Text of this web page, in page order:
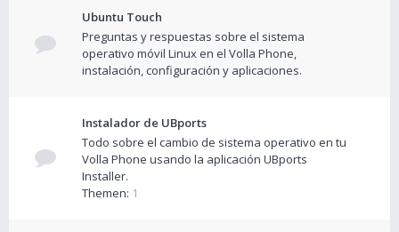
Ubuntu Touch
Preguntas y respuestas sobre el sistema
operativo móvil Linux en el Volla Phone,
instalación, configuración y aplicaciones.
Instalador de UBports
Todo sobre el cambio de sistema operativo en tu
Volla Phone usando la aplicación UBports
Installer.
Themen: 1